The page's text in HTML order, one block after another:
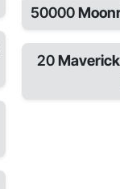
50000
20